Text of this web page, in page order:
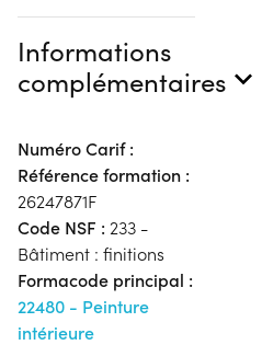
Informations
complémentaires
Numéro Carif :
Référence formation :
26247871F
Code NSF : 233 -
Bâtiment : finitions
Formacode principal :
22480 - Peinture
intérieure